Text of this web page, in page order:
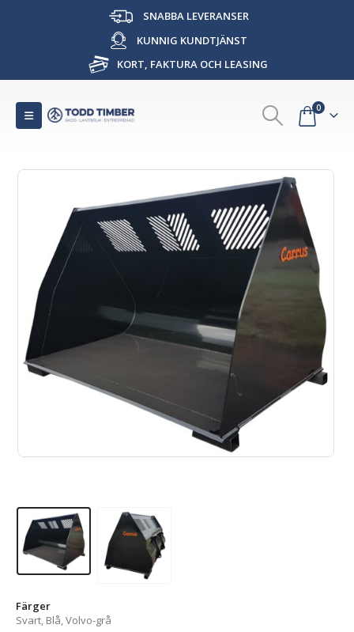
SNABBA LEVERANSER
KUNNIG KUNDTJÄNST
KORT, FAKTURA OCH LEASING
0
Färger
Svart, Blå, Volvo-grå